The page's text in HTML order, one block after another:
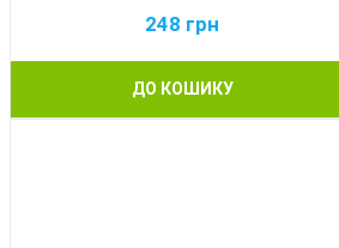
248 грн
ДО КОШИКУ